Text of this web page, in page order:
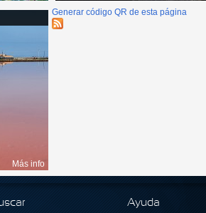
Más info
Generar código QR de esta página
Ayuda